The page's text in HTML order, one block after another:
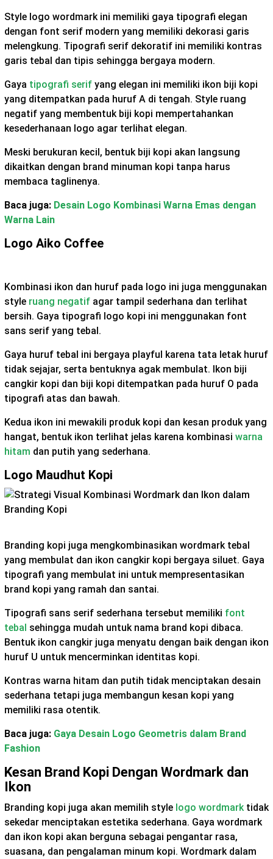
Style logo wordmark ini memiliki gaya tipografi elegan
dengan font serif modern yang memiliki dekorasi garis
melengkung. Tipografi serif dekoratif ini memiliki kontras
garis tebal dan tipis sehingga bergaya modern.
Gaya tipografi serif yang elegan ini memiliki ikon biji kopi
yang ditempatkan pada huruf A di tengah. Style ruang
negatif yang membentuk biji kopi mempertahankan
kesederhanaan logo agar terlihat elegan.
Meski berukuran kecil, bentuk biji kopi akan langsung
dikaitkan dengan brand minuman kopi tanpa harus
membaca taglinenya.
Baca juga: Desain Logo Kombinasi Warna Emas dengan
Warna Lain
Logo Aiko Coffee
Kombinasi ikon dan huruf pada logo ini juga menggunakan
style ruang negatif agar tampil sederhana dan terlihat
bersih. Gaya tipografi logo kopi ini menggunakan font
sans serif yang tebal.
Gaya huruf tebal ini bergaya playful karena tata letak huruf
tidak sejajar, serta bentuknya agak membulat. Ikon biji
cangkir kopi dan biji kopi ditempatkan pada huruf O pada
tipografi atas dan bawah.
Kedua ikon ini mewakili produk kopi dan kesan produk yang
hangat, bentuk ikon terlihat jelas karena kombinasi warna
hitam dan putih yang sederhana.
Logo Maudhut Kopi
Branding kopi juga mengkombinasikan wordmark tebal
yang membulat dan ikon cangkir kopi bergaya siluet. Gaya
tipografi yang membulat ini untuk mempresentasikan
brand kopi yang ramah dan santai.
Tipografi sans serif sederhana tersebut memiliki font
tebal sehingga mudah untuk nama brand kopi dibaca.
Bentuk ikon cangkir juga menyatu dengan baik dengan ikon
huruf U untuk mencerminkan identitas kopi.
Kontras warna hitam dan putih tidak menciptakan desain
sederhana tetapi juga membangun kesan kopi yang
memiliki rasa otentik.
Baca juga: Gaya Desain Logo Geometris dalam Brand
Fashion
Kesan Brand Kopi Dengan Wordmark dan
Ikon
Branding kopi juga akan memilih style logo wordmark tidak
sekedar menciptakan estetika sederhana. Gaya wordmark
dan ikon kopi akan berguna sebagai pengantar rasa,
suasana, dan pengalaman minum kopi. Wordmark dalam